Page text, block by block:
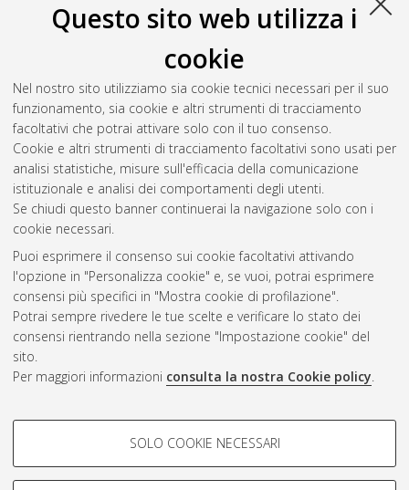
Questo sito web utilizza i
cookie
Nel nostro sito utilizziamo sia cookie tecnici necessari per il suo
funzionamento, sia cookie e altri strumenti di tracciamento
facoltativi che potrai attivare solo con il tuo consenso.
Cookie e altri strumenti di tracciamento facoltativi sono usati per
analisi statistiche, misure sull'efficacia della comunicazione
istituzionale e analisi dei comportamenti degli utenti.
Se chiudi questo banner continuerai la navigazione solo con i
cookie necessari.
Puoi esprimere il consenso sui cookie facoltativi attivando
l'opzione in "Personalizza cookie" e, se vuoi, potrai esprimere
consensi più specifici in "Mostra cookie di profilazione".
Potrai sempre rivedere le tue scelte e verificare lo stato dei
consensi rientrando nella sezione "Impostazione cookie" del
sito.
Per maggiori informazioni consulta la nostra Cookie policy.
COOKIE DI PROFILAZIONE -
Si tratta di cookie utilizzati per analizzare le caratteristiche della
SOLO COOKIE NECESSARI
Grasso, Giacomo(2010)Neutronics analyses for fast
spectrum nuclear systems and scenario studies for advanced
, [Dissertation thesis], Alma Mater
Studiorum Università di Bologna. Dottorato di ricerca in
Ingegneria energetica, nucleare e del controllo ambientale, 22
Ciclo. DOI 10.6092/unibo/amsdottorato/2812.
Questa lista e' stata generata il Thu Aug 6 20:33:38 2026
Atom
Rss 1.0
Rss 2.0
ISSN: 2038-7946
Impostazioni Cookie
Informativa sulla privacy
Condizioni d’uso del sito